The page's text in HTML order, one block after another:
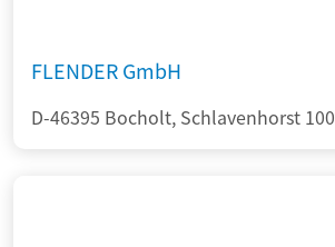
FLENDER GmbH
D-46395 Bocholt, Schlavenhorst 100